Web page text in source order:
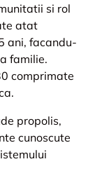
si rol
atat
ani, facandu-
familie.
comprimate
propolis,
cunoscute